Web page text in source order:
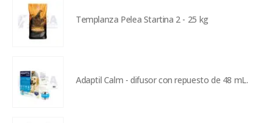
Templanza Pelea Startina 2 - 25 kg
Adaptil Calm - difusor con repuesto de 48 mL.